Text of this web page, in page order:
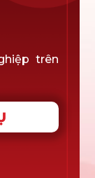
trên